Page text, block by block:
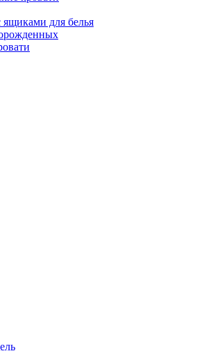
ящиками для белья